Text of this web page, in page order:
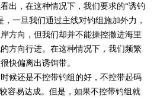
出，在这种情况下，我们要求的“诱钓
，一旦我们通过主线对钓组施加外力，
方向，但我们却并不能操控撒进海里
方向行进。在这种情况下，我们频繁
快偏离出诱饵带。
候还是不控带钓组的好，不控带起码
容易达成。但是，如果不控带钓组就